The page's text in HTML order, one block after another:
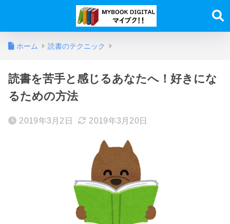
ホーム 読書のテクニック
読書を苦手と感じるあなたへ！好きにな
るための方法
2019年3月2日 2019年3月20日